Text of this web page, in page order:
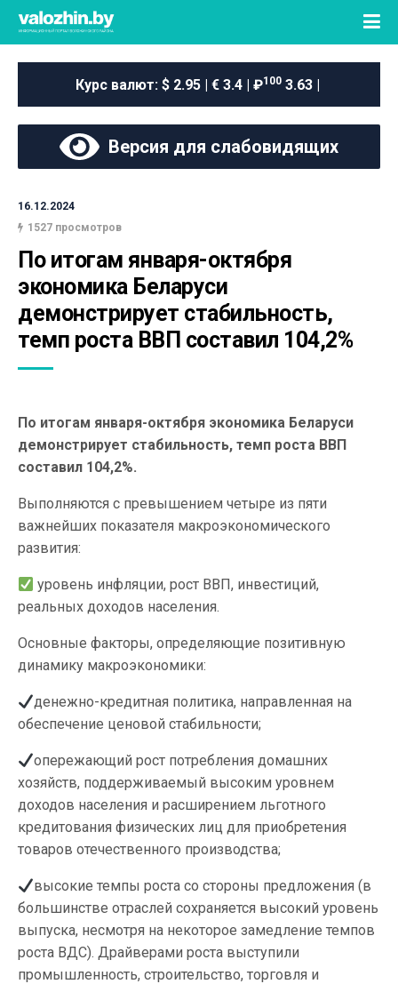
Курс валют: $ 2.95 | € 3.4 | ₽1003.63 |
Версия для слабовидящих
16.12.2024
1527 просмотров
По итогам января-октября
экономика Беларуси
демонстрирует стабильность,
темп роста ВВП составил 104,2%
По итогам января-октября экономика Беларуси
демонстрирует стабильность, темп роста ВВП
составил 104,2%.
Выполняются с превышением четыре из пяти
важнейших показателя макроэкономического
развития:
уровень инфляции, рост ВВП, инвестиций,
реальных доходов населения.
Основные факторы, определяющие позитивную
динамику макроэкономики:
денежно-кредитная политика, направленная на
обеспечение ценовой стабильности;
опережающий рост потребления домашних
хозяйств, поддерживаемый высоким уровнем
доходов населения и расширением льготного
кредитования физических лиц для приобретения
товаров отечественного производства;
высокие темпы роста со стороны предложения (в
большинстве отраслей сохраняется высокий уровень
выпуска, несмотря на некоторое замедление темпов
роста ВДС). Драйверами роста выступили
промышленность, строительство, торговля и